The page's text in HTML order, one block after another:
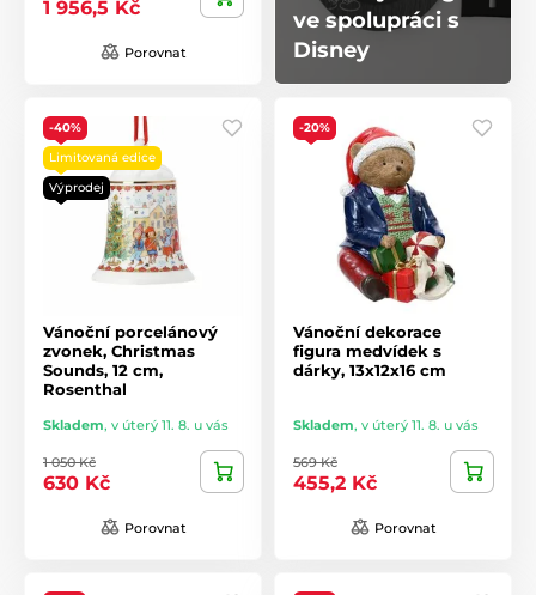
1 956,5 Kč
Porovnat
ve spolupráci s
Disney
-40%
Limitovaná edice
Výprodej
Vánoční porcelánový
zvonek, Christmas
Sounds, 12 cm,
Rosenthal
Skladem, v úterý 11. 8. u vás
1 050 Kč
630 Kč
Porovnat
-20%
Vánoční dekorace
figura medvídek s
dárky, 13x12x16 cm
Skladem, v úterý 11. 8. u vás
569 Kč
455,2 Kč
Porovnat